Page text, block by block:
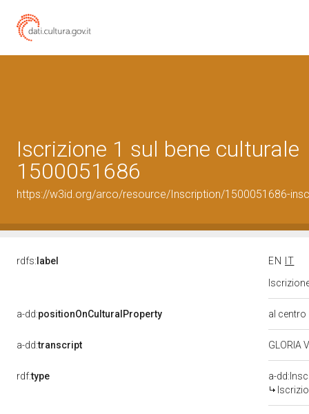
Iscrizione 1 sul bene culturale
1500051686
https://w3id.org/arco/resource/Inscription/1500051686-
rdfs: label EN
IT
a-dd:positionOnCulturalProperty al
a-dd:transcript GLORIA
rdf:type
a-